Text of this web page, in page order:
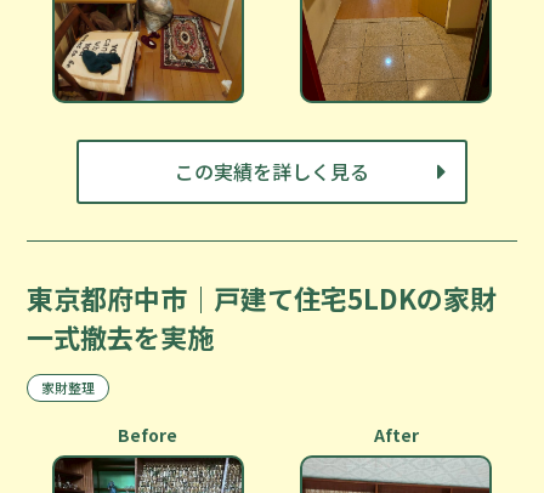
この実績を詳しく見る
東京都府中市｜戸建て住宅5LDKの家財
一式撤去を実施
家財整理
Before After